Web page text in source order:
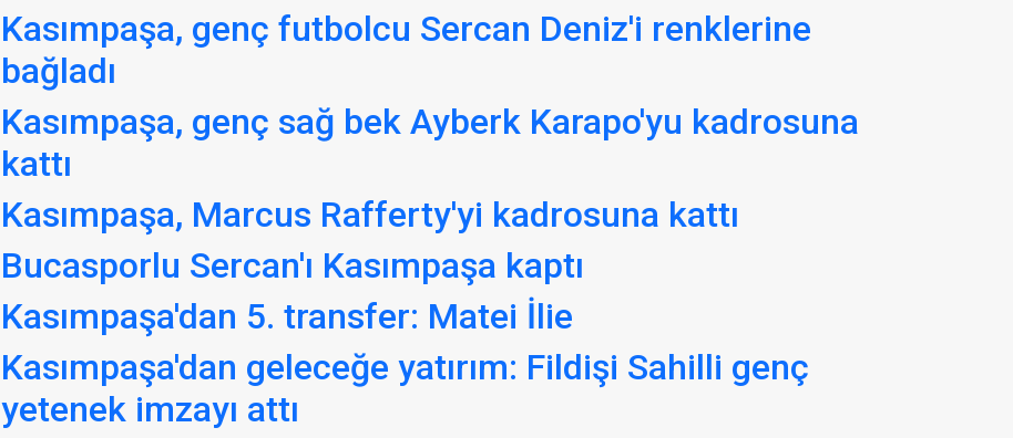
Kasımpaşa, genç futbolcu Sercan Deniz'i renklerine
bağladı
Kasımpaşa, genç sağ bek Ayberk Karapo'yu kadrosuna
kattı
Kasımpaşa, Marcus Rafferty'yi kadrosuna kattı
Bucasporlu Sercan'ı Kasımpaşa kaptı
Kasımpaşa'dan 5. transfer: Matei İlie
Kasımpaşa'dan geleceğe yatırım: Fildişi Sahilli genç
yetenek imzayı attı